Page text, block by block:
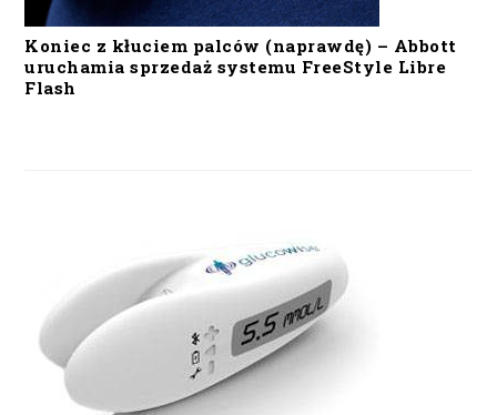
Koniec z kłuciem palców (naprawdę) – Abbott
uruchamia sprzedaż systemu FreeStyle Libre
Flash